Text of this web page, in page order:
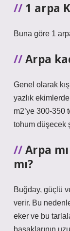
1 arpa
Buna göre 1
Arpa
Genel olarak
yazlık
m2’ye 300-350
tohum düşecek
Arpa
mı?
Buğday, güçlü
verir. Bu
eker ve bu
başaklarının